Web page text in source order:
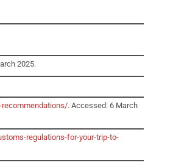
2025.
recommendations/. Accessed: 6 March
regulations-for-your-trip-to-